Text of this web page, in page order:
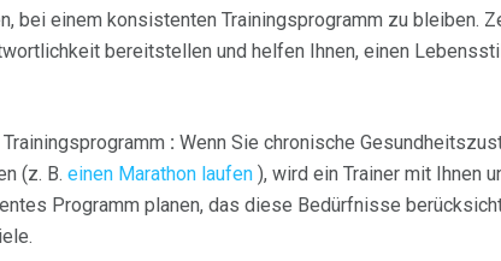
bei einem konsistenten Trainingsprogramm zu bleiben.
bereitstellen und helfen Ihnen, einen
Trainingsprogramm : Wenn Sie chronische
(z. B. einen Marathon laufen ), wird ein Trainer mit Ihnen
Programm planen, das diese Bedürfnisse